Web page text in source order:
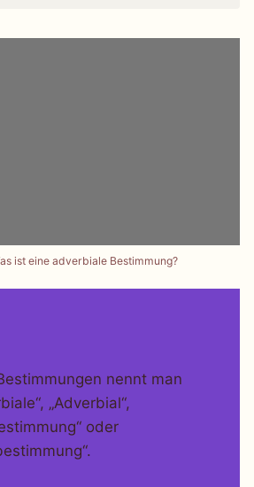
ist eine adverbiale Bestimmung?
nennt man
„Adverbial“,
oder